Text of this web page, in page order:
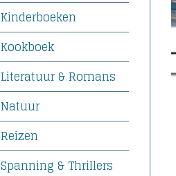
Kinderboeken
Kookboek
Literatuur & Romans
Natuur
Reizen
Spanning & Thrillers